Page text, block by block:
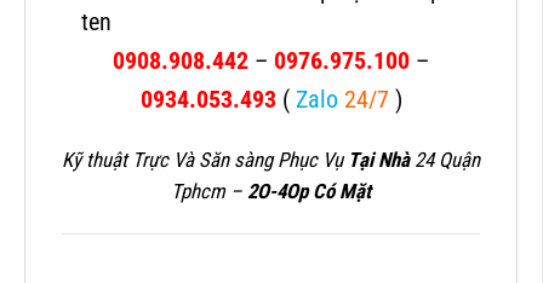
0908.908.442 – 0976.975.100 –
0934.053.493 ( Zalo 24/7 )
Kỹ thuật Trực Và Săn sàng Phục Vụ Tại Nhà24 Quận
Tphcm – 2O-4Op Có Mặt